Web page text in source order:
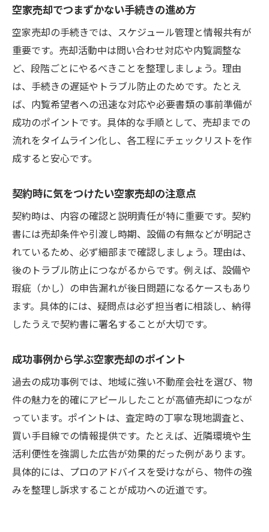
空家売却でつまずかない手続きの進め方
空家売却の手続きでは、スケジュール管理と情報共有が
重要です。売却活動中は問い合わせ対応や内覧調整な
ど、段階ごとにやるべきことを整理しましょう。理由
は、手続きの遅延やトラブル防止のためです。たとえ
ば、内覧希望者への迅速な対応や必要書類の事前準備が
成功のポイントです。具体的な手順として、売却までの
流れをタイムライン化し、各工程にチェックリストを作
成すると安心です。
契約時に気をつけたい空家売却の注意点
契約時は、内容の確認と説明責任が特に重要です。契約
書には売却条件や引渡し時期、設備の有無などが明記さ
れているため、必ず細部まで確認しましょう。理由は、
後のトラブル防止につながるからです。例えば、設備や
瑕疵（かし）の申告漏れが後日問題になるケースもあり
ます。具体的には、疑問点は必ず担当者に相談し、納得
したうえで契約書に署名することが大切です。
成功事例から学ぶ空家売却のポイント
過去の成功事例では、地域に強い不動産会社を選び、物
件の魅力を的確にアピールしたことが高値売却につなが
っています。ポイントは、査定時の丁寧な現地調査と、
買い手目線での情報提供です。たとえば、近隣環境や生
活利便性を強調した広告が効果的だった例があります。
具体的には、プロのアドバイスを受けながら、物件の強
みを整理し訴求することが成功への近道です。